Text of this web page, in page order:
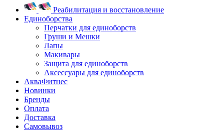
Реабилитация и восстановление
Единоборства
Перчатки для единоборств
Груши и Мешки
Лапы
Макивары
Защита для единоборств
Аксессуары для единоборств
АкваФитнес
Новинки
Бренды
Оплата
Доставка
Самовывоз